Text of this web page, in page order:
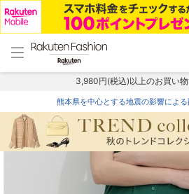
menu home
トップ
3,980円(税込)以上のお買い物
熊本県を中心とする地震の影響によ